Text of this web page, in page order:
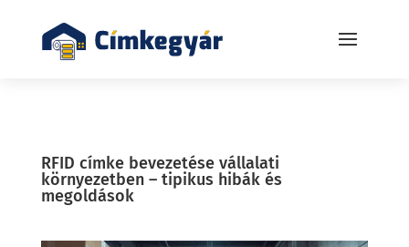
RFID címke bevezetése vállalati
környezetben – tipikus hibák és
megoldások